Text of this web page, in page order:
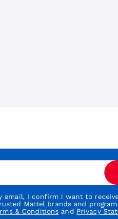
email, I confirm I want to
Mattel brands and
& Conditions and Privacy